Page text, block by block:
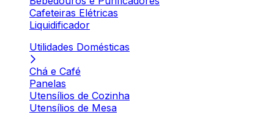
Cafeteiras Elétricas
Liquidificador
Utilidades Domésticas
Chá e Café
Panelas
Utensílios de Cozinha
Utensílios de Mesa